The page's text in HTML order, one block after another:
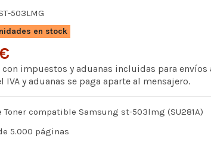
503LMG
en stock
impuestos y aduanas incluidas para envíos
IVA y aduanas se paga aparte al mensajero.
Toner compatible Samsung st-503lmg (SU281A)
5.000 páginas